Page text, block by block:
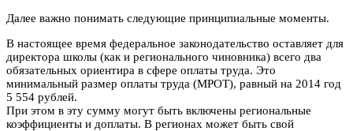
Далее важно понимать следующие принципиальные моменты.
В настоящее время федеральное законодательство оставляет для
директора школы (как и регионального чиновника) всего два
обязательных ориентира в сфере оплаты труда. Это
минимальный размер оплаты труда (МРОТ), равный на 2014 год
5 554 рублей.
При этом в эту сумму могут быть включены региональные
коэффициенты и доплаты. В регионах может быть свой